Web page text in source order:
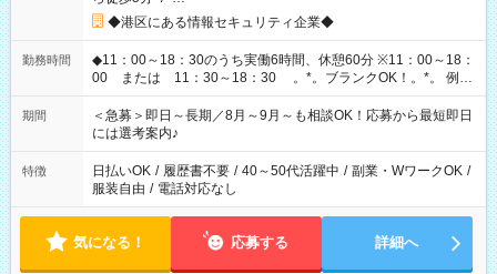
◆港区にある情報セキュリティ企業◆
勤務時間
◆11：00～18：30のうち実働6時間、休憩60分 ※11：00～18：
00 または 11：30～18：30 。*。ブランクOK！。*。 例え
ば前職が、 在宅/財団法人/事務/コールセンター/受付/販売/カフェ
スタッフ スイーツ販売/ホテルフロント/化粧品販売/など 様々な
業界から入社して活躍されています♪
期間
＜急募＞即日～長期／8月～9月～も相談OK！応募から最短即日
には選考案内♪
特徴 日払いOK / 履歴書不要 / 40～50代活躍中 / 副業・WワークOK /
服装自由 / 電話対応なし
気になる！ 応募する 詳細へ